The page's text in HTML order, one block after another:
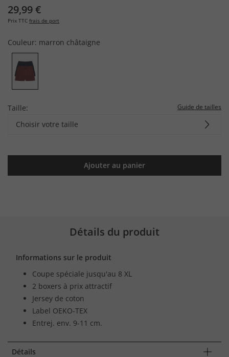
29,99 €
Prix TTC frais de port
Couleur: marron châtaigne
Taille: Guide de tailles
Choisir votre taille
Ajouter au panier
Détails du produit
Informations sur le produit
Coupe spéciale jusqu'au 8 XL
2 boxers à prix attractif
Jersey de coton
Label OEKO-TEX
Entrej. env. 9-11 cm.
Détails